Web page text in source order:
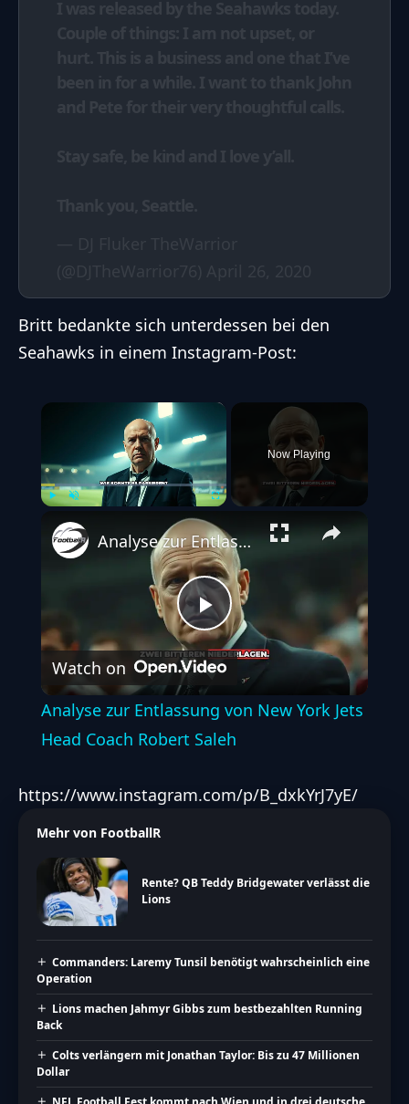
Britt bedankte sich unterdessen bei den
Seahawks in einem Instagram-Post:
×
Now Playing
Play
Video
Analyse zur Entlassung von New York Jets Head Coach Robert Saleh
Watch on
Analyse zur Entlassung von New York Jets
Head Coach Robert Saleh
https://www.instagram.com/p/B_dxkYrJ7yE/
Mehr von FootballR
Rente? QB Teddy Bridgewater verlässt die
Lions
Commanders: Laremy Tunsil benötigt wahrscheinlich eine
Operation
Lions machen Jahmyr Gibbs zum bestbezahlten Running
Back
Colts verlängern mit Jonathan Taylor: Bis zu 47 Millionen
Dollar